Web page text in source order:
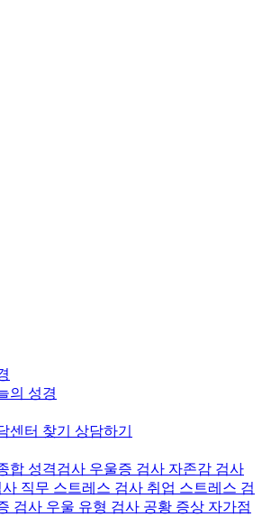
의 성경
센터 찾기 상담하기
합 성격검사 우울증 검사 자존감 검사
사 직무 스트레스 검사 취업 스트레스 검
검사 우울 유형 검사 공황 증상 자가점